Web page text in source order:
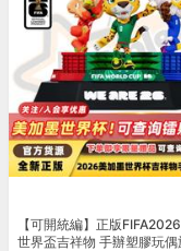
【可開統編】正版
世界盃吉祥物 手辦塑膠玩偶